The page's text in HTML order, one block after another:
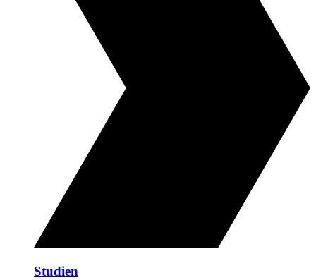
Studien